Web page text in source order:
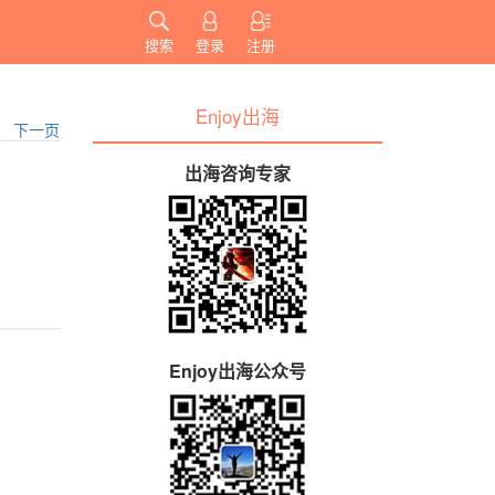
搜索 登录 注册
下一页 Enjoy出海
出海咨询专家
Enjoy出海公众号